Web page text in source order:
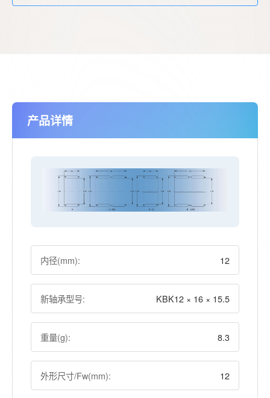
产品详情
内径(mm): 12
新轴承型号: KBK12 × 16 × 15.5
重量(g): 8.3
外形尺寸/Fw(mm): 12